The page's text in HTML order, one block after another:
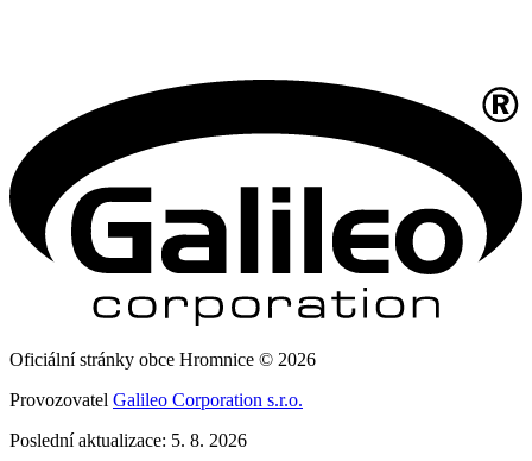
Oficiální stránky obce Hromnice © 2026
Provozovatel Galileo Corporation s.r.o.
Poslední aktualizace: 5. 8. 2026